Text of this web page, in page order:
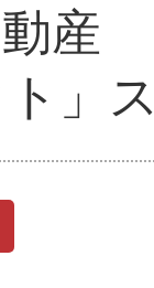
産
」